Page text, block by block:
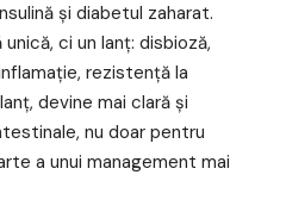
și diabetul zaharat.
ci un lanț: disbioză,
rezistență la
devine mai clară și
nu doar pentru
a unui management mai